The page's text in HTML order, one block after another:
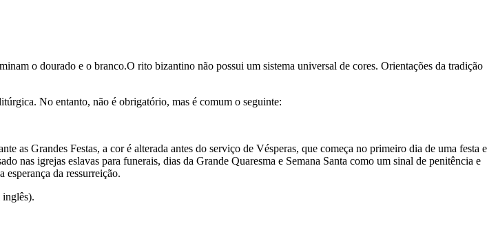
o dourado e o branco.O rito bizantino não possui um sistema universal de cores. Orientações da tradição
No entanto, não é obrigatório, mas é comum o seguinte:
as Grandes Festas, a cor é alterada antes do serviço de Vésperas, que começa no primeiro dia de uma festa e
nas igrejas eslavas para funerais, dias da Grande Quaresma e Semana Santa como um sinal de penitência e
da ressurreição.
inglês).